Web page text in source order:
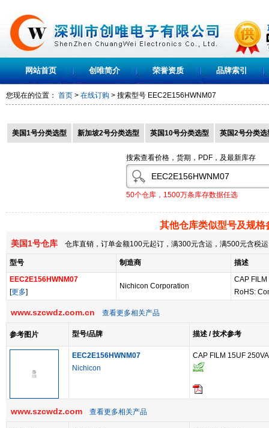
网站首页 创唯简介 荣誉资质 品牌索引
您现在的位置： 首页 > 在线订购 > 搜索型号 EEC2E156HWNM07
美国1号分类选型 新加坡2号分类选型 英国10号分类选型 英国2号分类选
搜索查看价格，货期，PDF，及最新库存
50个仓库，1500万条库存数据任选
其他仓库类似型号及规格
美国1号仓库 仓库直销，订单金额100元起订，满300元含运，满500元含税
型号 制造商
描述
EEC2E156HWNM07
[更多]
Nichicon Corporation
CAP
RoHS:
www.szcwdz.com.cn 查看更多相关产品
参考图片 型号/品牌 描述 / 技术参考
EEC2E156HWNM07
Nichicon
CAP FILM 15UF
www.szcwdz.com 查看更多相关产品